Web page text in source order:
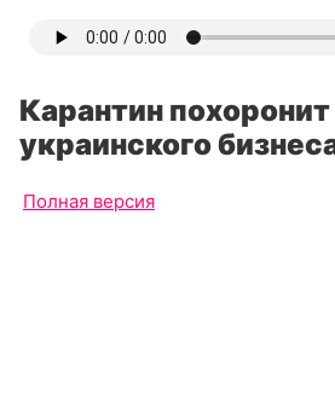
Карантин
украинского
Полная версия